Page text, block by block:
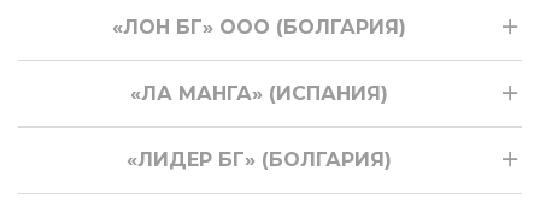
«ЛОН БГ» ООО (БОЛГАРИЯ)
«ЛА МАНГА» (ИСПАНИЯ)
«ЛИДЕР БГ» (БОЛГАРИЯ)